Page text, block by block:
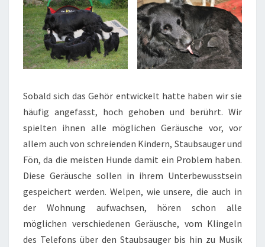
Sobald sich das Gehör entwickelt hatte haben wir sie
häufig angefasst, hoch gehoben und berührt. Wir
spielten ihnen alle möglichen Geräusche vor, vor
allem auch von schreienden Kindern, Staubsauger und
Fön, da die meisten Hunde damit ein Problem haben.
Diese Geräusche sollen in ihrem Unterbewusstsein
gespeichert werden. Welpen, wie unsere, die auch in
der Wohnung aufwachsen, hören schon alle
möglichen verschiedenen Geräusche, vom Klingeln
des Telefons über den Staubsauger bis hin zu Musik